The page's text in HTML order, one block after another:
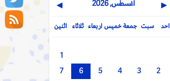
◀ اغسطس, 2026 ▶
اثنين ثلاثاء اربعاء خميس جمعة سبت احد
1
2
3
4
5
6
7